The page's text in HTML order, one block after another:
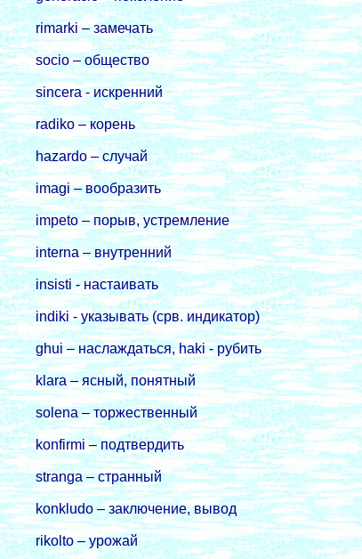
rimarki – замечать
socio – общество
sincera - искренний
radiko – корень
hazardo – случай
imagi – вообразить
impeto – порыв, устремление
interna – внутренний
insisti - настаивать
indiki - указывать (срв. индикатор)
ghui – наслаждаться, haki - рубить
klara – ясный, понятный
solena – торжественный
konfirmi – подтвердить
stranga – странный
konkludo – заключение, вывод
rikolto – урожай